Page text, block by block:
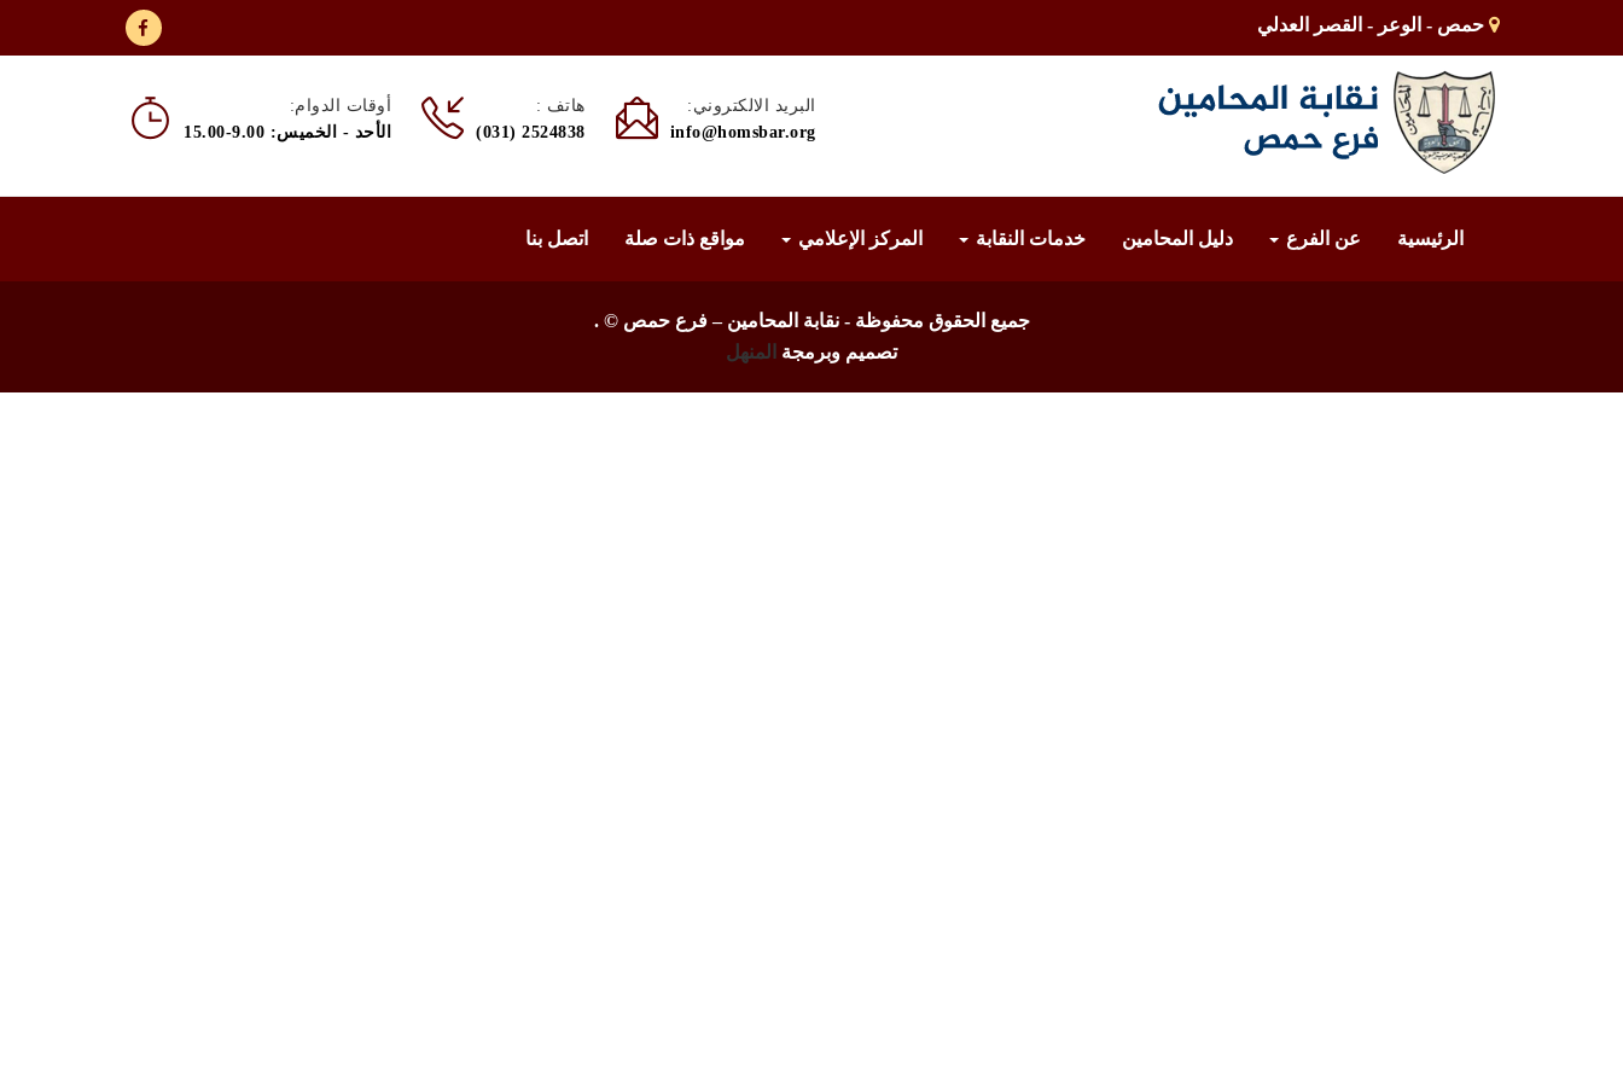
حمص - الوعر - القصر العدلي
أوقات الدوام:
الأحد - الخميس: 9.00-15.00
هاتف :
(031) 2524838
البريد الالكتروني:
info@homsbar.org
الرئيسية عن الفرع دليل المحامين خدمات النقابة المركز الإعلامي مواقع ذات صلة اتصل بنا
جميع الحقوق محفوظة - نقابة المحامين – فرع حمص ©.
تصميم وبرمجة
المنهل